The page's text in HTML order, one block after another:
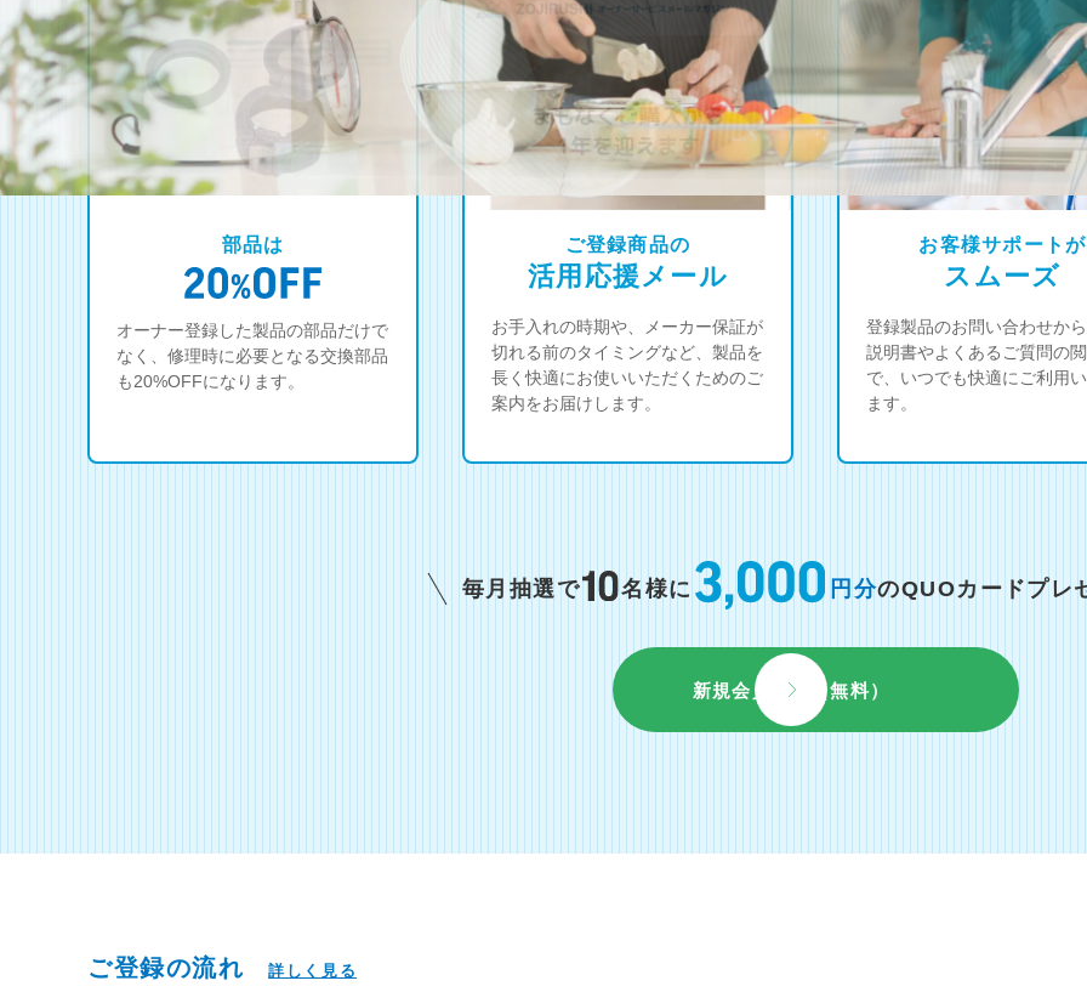
部品は
オーナー登録した製品の部品だけで
なく、修理時に必要となる交換部品
も20%OFFになります。
ご登録商品の
活用応援メール
お手入れの時期や、メーカー保証が
切れる前のタイミングなど、製品を
長く快適にお使いいただくためのご
案内をお届けします。
お客様サポートが
スムーズ
登録製品のお問い合わせか
説明書やよくあるご質問の
で、いつでも快適にご利用
ます。
毎月抽選で 名様に 円分のQUOカードプレ
新規会員登録（無料）
ご登録の流れ 詳しく見る